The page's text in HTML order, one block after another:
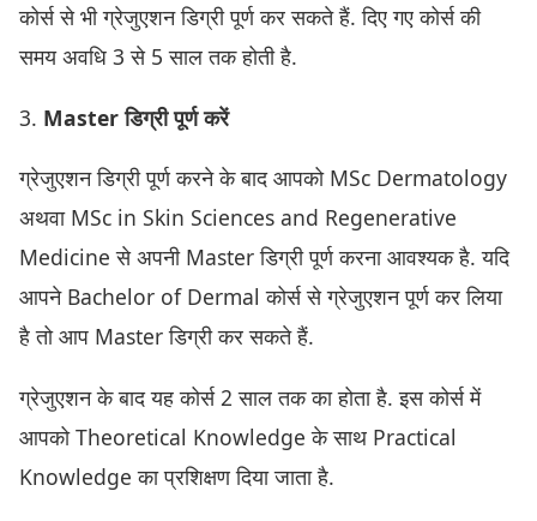
कोर्स से भी ग्रेजुएशन डिग्री पूर्ण कर सकते हैं. दिए गए कोर्स की
समय अवधि 3 से 5 साल तक होती है.
3. Master डिग्री पूर्ण करें
ग्रेजुएशन डिग्री पूर्ण करने के बाद आपको MSc Dermatology
अथवा MSc in Skin Sciences and Regenerative
Medicine से अपनी Master डिग्री पूर्ण करना आवश्यक है. यदि
आपने Bachelor of Dermal कोर्स से ग्रेजुएशन पूर्ण कर लिया
है तो आप Master डिग्री कर सकते हैं.
ग्रेजुएशन के बाद यह कोर्स 2 साल तक का होता है. इस कोर्स में
आपको Theoretical Knowledge के साथ Practical
Knowledge का प्रशिक्षण दिया जाता है.